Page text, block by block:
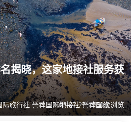
揭晓，这家地接社服务获
旅行社 誉荐国际地接社 誉荐国旅
2025-07-27 250次浏览